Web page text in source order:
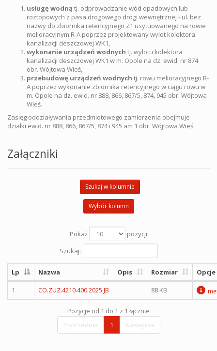
usługę wodną tj. odprowadzanie wód opadowych lub
roztopowych z pasa drogowego drogi wewnętrznej - ul. bez
nazwy do zbiornika retencyjnego Z1 usytuowanego na rowie
melioracyjnym R-A poprzez projektowany wylot kolektora
kanalizacji deszczowej WK1,
wykonanie urządzeń wodnych tj. wylotu kolektora
kanalizacji deszczowej WK1 w m. Opole na dz. ewid. nr 874
obr. Wójtowa Wieś,
przebudowę urządzeń wodnych tj. rowu melioracyjnego R-
A poprzez wykonanie zbiornika retencyjnego w ciągu rowu w
m. Opole na dz. ewid. nr 888, 866, 867/5, 874, 945 obr. Wójtowa
Wieś.
Zasięg oddziaływania przedmiotowego zamierzenia obejmuje
działki ewid. nr 888, 866, 867/5, 874 i 945 am 1 obr. Wójtowa Wieś.
Załączniki
Szukaj w kolumnie
Wybór kolumn
Pokaż
pozycji
Szukaj:
Lp Nazwa Opis Rozmiar Opcje
1 CO.ZUZ.4210.400.2025.JB 88 KB
Pozycje od 1 do 1 z 1 łącznie
Poprzednia
1 Następna